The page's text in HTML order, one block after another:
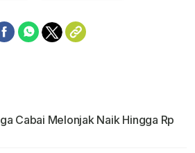
Cabai Melonjak Naik Hingga Rp